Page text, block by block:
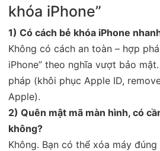
khóa iPhone”
1) Có cách bẻ khóa iPhone
Không có cách an toàn – hợp
iPhone” theo nghĩa vượt bảo
pháp (khôi phục Apple ID,
Apple).
2) Quên mật mã màn hình, có
không?
Không. Bạn có thể xóa máy